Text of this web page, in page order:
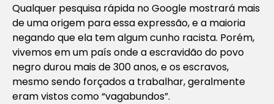
Qualquer pesquisa rápida no Google mostrará mais
de uma origem para essa expressão, e a maioria
negando que ela tem algum cunho racista. Porém,
vivemos em um país onde a escravidão do povo
negro durou mais de 300 anos, e os escravos,
mesmo sendo forçados a trabalhar, geralmente
eram vistos como “vagabundos”.